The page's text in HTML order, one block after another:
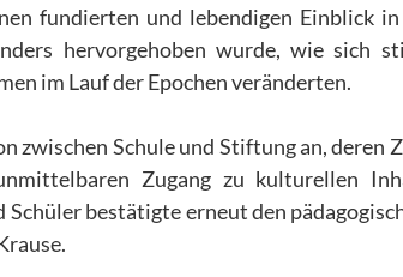
fundierten und lebendigen Einblick
hervorgehoben wurde, wie sich
im Lauf der Epochen veränderten.
Schule und Stiftung an, deren
Zugang zu kulturellen
bestätigte erneut den